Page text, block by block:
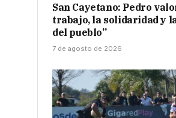
San Cayetano: Pedro
trabajo, la solidaridad y
del pueblo”
7 de agosto de 2026